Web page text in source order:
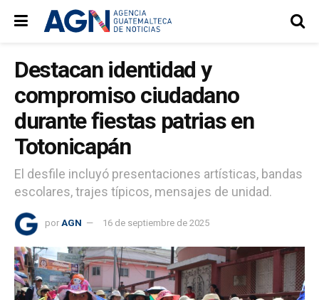
Destacan identidad y
compromiso ciudadano
durante fiestas patrias en
Totonicapán
El desfile incluyó presentaciones artísticas, bandas
escolares, trajes típicos, mensajes de unidad.
por AGN 16 de septiembre de 2025